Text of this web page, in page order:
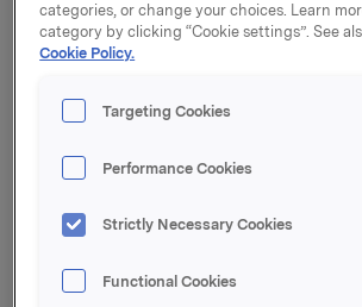
Driftsinntekter 9.870
Ordinære av- og
Driftsresultat før
goodwillavskrivninger
categories, or change your choices. Learn
category by clicking “Cookie settings”. See
Cookie Policy.
Targeting Cookies
Performance Cookies
Strictly Necessary Cookies
Functional Cookies